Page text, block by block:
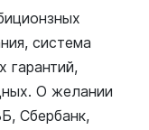
система
гарантий,
О желании
Сбербанк,